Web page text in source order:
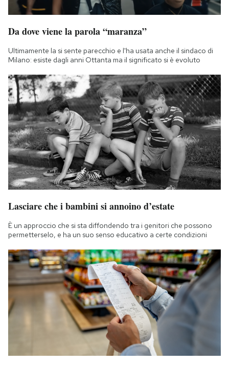
Da dove viene la parola “maranza”
Ultimamente la si sente parecchio e l'ha usata anche il sindaco di
Milano: esiste dagli anni Ottanta ma il significato si è evoluto
Lasciare che i bambini si annoino d’estate
È un approccio che si sta diffondendo tra i genitori che possono
permetterselo, e ha un suo senso educativo a certe condizioni